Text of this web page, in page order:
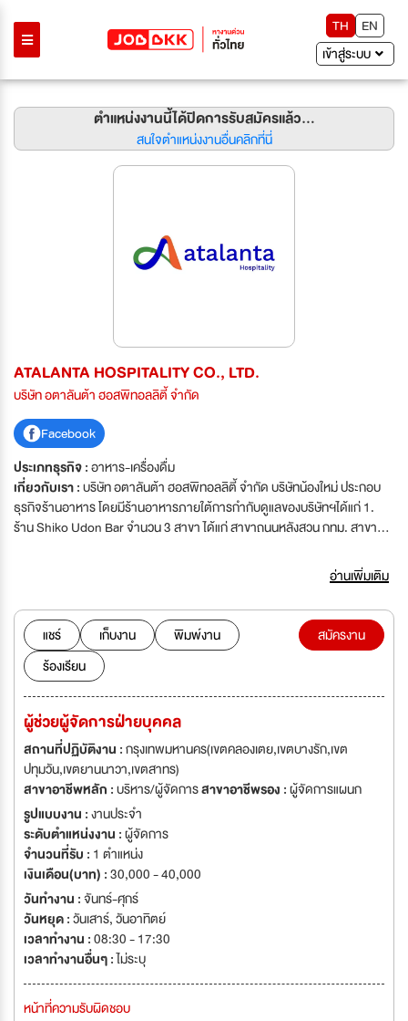
TH
EN
เข้าสู่ระบบ
ตำแหน่งงานนี้ได้ปิดการรับสมัครแล้ว...
สนใจตำแหน่งงานอื่นคลิกที่นี่
ATALANTA HOSPITALITY CO., LTD.
บริษัท อตาลันต้า ฮอสพิทอลลิตี้ จำกัด
Facebook
ประเภทธุรกิจ :อาหาร-เครื่องดื่ม
เกี่ยวกับเรา :บริษัท อตาลันต้า ฮอสพิทอลลิตี้ จำกัด บริษัทน้องใหม่ ประกอบ
ธุรกิจร้านอาหาร โดยมีร้านอาหารภายใต้การกำกับดูแลของบริษัทฯได้แก่ 1.
ร้าน Shiko Udon Bar จำนวน 3 สาขา ได้แก่ สาขาถนนหลังสวน กทม. สาขา
จำนวน 1 สาขา ได้แก่ สาขาถนนพระราม 4 5. ร้าน Brewdog จำนวน 1 สาขา
ได้แก่ สาขาตึก Canvas เพลินจิต
อ่านเพิ่มเติม
แชร์ เก็บงาน
พิมพ์งาน
ร้องเรียน
สมัครงาน
ผู้ช่วยผู้จัดการฝ่ายบุคคล
สถานที่ปฏิบัติงาน :กรุงเทพมหานคร(เขตคลองเตย,เขตบางรัก,เขต
ปทุมวัน,เขตยานนาวา,เขตสาทร)
สาขาอาชีพหลัก :บริหาร/ผู้จัดการสาขาอาชีพรอง :ผู้จัดการแผนก
รูปแบบงาน :งานประจำ
ระดับตำแหน่งงาน :ผู้จัดการ
จำนวนที่รับ : 1 ตำแหน่ง
เงินเดือน(บาท) :30,000 - 40,000
วันทำงาน :จันทร์-ศุกร์
วันหยุด :วันเสาร์,วันอาทิตย์
เวลาทำงาน :08:30 - 17:30
เวลาทำงานอื่นๆ :ไม่ระบุ
หน้าที่ความรับผิดชอบ